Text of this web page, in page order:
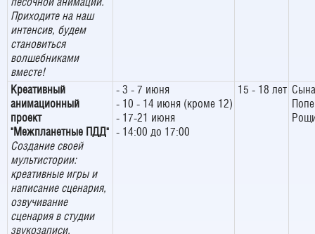
Приходите на наш
интенсив, будем
становиться
волшебниками
вместе!
Креативный
анимационный
проект
"Межпланетные ПДД"
Создание своей
мультистории:
креативные игры и
написание сценария,
озвучивание
сценария в студии
звукозаписи,
- 3 - 7 июня
- 10 - 14 июня (кроме 12)
- 17-21 июня
- 14:00 до 17:00
15 - 18 лет